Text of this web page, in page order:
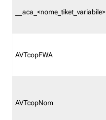
__aca_<nome_tiket_variabile>
AVTcopFWA
AVTcopNom